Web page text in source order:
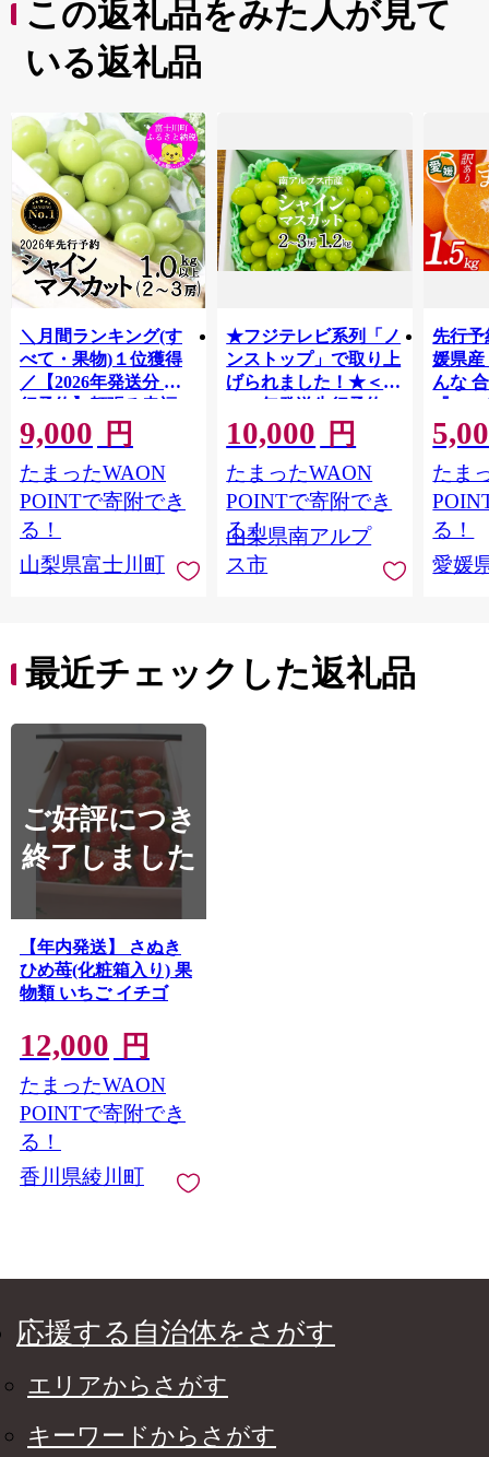
この返礼品をみた人が見て
いる返礼品
＼月間ランキング(す
べて・果物)１位獲得
／【2026年発送分 先
行予約】頬張る幸福
感 〜緑の宝石・ シ
ャインマスカット 〜
１ｋｇ以上（２〜３
房） フルーツ 山梨県
産 果物 くだもの シャ
イン マスカット ぶど
う ブドウ 葡萄 大粒 種
9,000 円
たまったWAON
POINTで寄附でき
る！
山梨県富士川町
★フジテレビ系列「ノ
ンストップ」で取り上
げられました！★＜
2026年発送先行予約＞
南アルプス市産シャイ
ンマスカット1.2kg以
上（2～3房） クール
便発送 ALPAG007
10,000 円
たまったWAON
POINTで寄附でき
る！
山梨県南アルプ
ス市
先行予
媛県産
んな
『
出荷
ご自宅
マド
あり
ツ 高
産地直
レンジ
たま
る！
愛媛
最近チェックした返礼品
ご好評につき
終了しました
【年内発送】 さぬき
ひめ苺(化粧箱入り) 果
物類 いちご イチゴ
12,000 円
たまったWAON
POINTで寄附でき
る！
香川県綾川町
応援する自治体をさがす
エリアからさがす
キーワードからさがす